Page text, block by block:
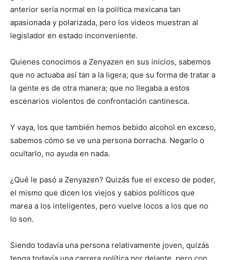
anterior sería normal en la política mexicana tan
apasionada y polarizada, pero los videos muestran al
legislador en estado inconveniente.
Quienes conocimos a Zenyazen en sus inicios, sabemos
que no actuaba así tan a la ligera; que su forma de tratar a
la gente es de otra manera; que no llegaba a estos
escenarios violentos de confrontación cantinesca.
Y vaya, los que también hemos bebido alcohol en exceso,
sabemos cómo se ve una persona borracha. Negarlo o
ocultarlo, no ayuda en nada.
¿Qué le pasó a Zenyazen? Quizás fue el exceso de poder,
el mismo que dicen los viejos y sabios políticos que
marea a los inteligentes, pero vuelve locos a los que no
lo son.
Siendo todavía una persona relativamente joven, quizás